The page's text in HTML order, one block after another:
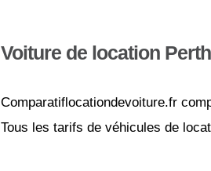
Voiture de location Perth
Comparatiflocationdevoiture.fr
Tous les tarifs de véhicules de